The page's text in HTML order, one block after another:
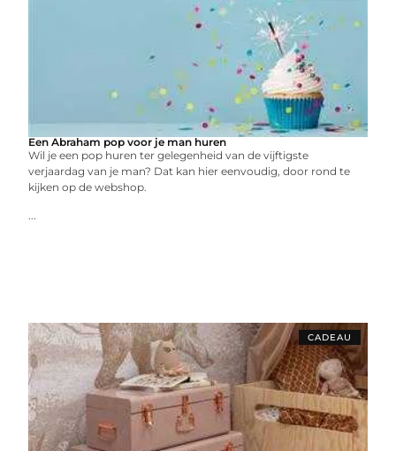
Een Abraham pop voor je man huren
Wil je een pop huren ter gelegenheid van de vijftigste
verjaardag van je man? Dat kan hier eenvoudig, door rond te
kijken op de webshop.
...
CADEAU